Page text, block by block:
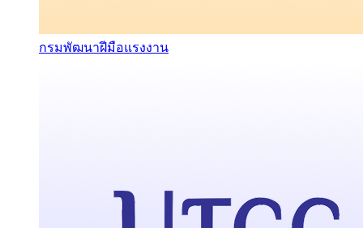
กรมพัฒนาฝีมือแรงงาน